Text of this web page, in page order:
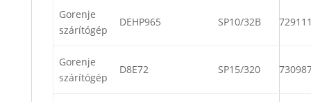
Gorenje
szárítógép
DEHP965 SP10/32B
Gorenje
szárítógép
D8E72 SP15/320